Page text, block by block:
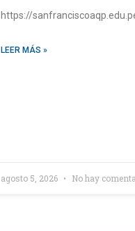
https://
LEER MÁS »
agosto 5, 2026 No hay